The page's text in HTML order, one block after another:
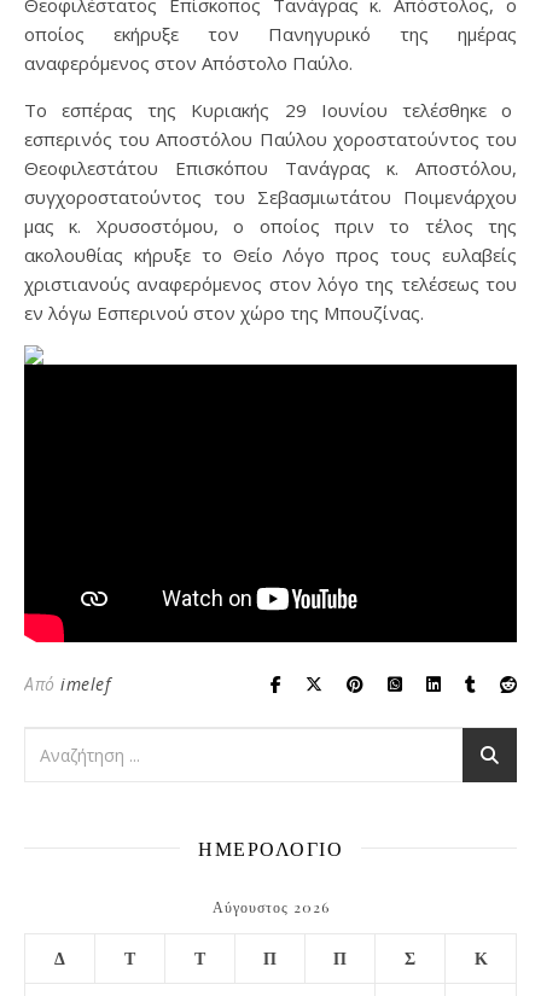
Θεοφιλέστατος Επίσκοπος Τανάγρας κ. Απόστολος, ο
οποίος εκήρυξε τον Πανηγυρικό της ημέρας
αναφερόμενος στον Απόστολο Παύλο.
Το εσπέρας της Κυριακής 29 Ιουνίου τελέσθηκε ο
εσπερινός του Αποστόλου Παύλου χοροστατούντος του
Θεοφιλεστάτου Επισκόπου Τανάγρας κ. Αποστόλου,
συγχοροστατούντος του Σεβασμιωτάτου Ποιμενάρχου
μας κ. Χρυσοστόμου, ο οποίος πριν το τέλος της
ακολουθίας κήρυξε το Θείο Λόγο προς τους ευλαβείς
χριστιανούς αναφερόμενος στον λόγο της τελέσεως του
εν λόγω Εσπερινού στον χώρο της Μπουζίνας.
Από imelef
ΗΜΕΡΟΛΟΓΙΟ
Αύγουστος 2026
Δ Τ Τ Π Π Σ Κ